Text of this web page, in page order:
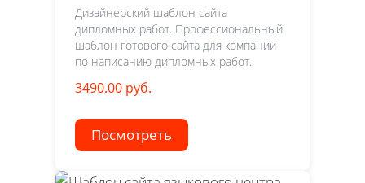
Дизайнерский шаблон сайта
дипломных работ. Профессиональный
шаблон готового сайта для компании
по написанию дипломных работ.
3490.00 руб.
Посмотреть